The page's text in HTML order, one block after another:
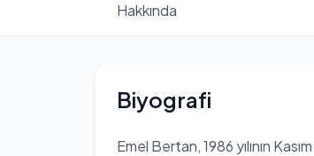
Hakkında
Biyografi
Emel Bertan, 1986 yılının